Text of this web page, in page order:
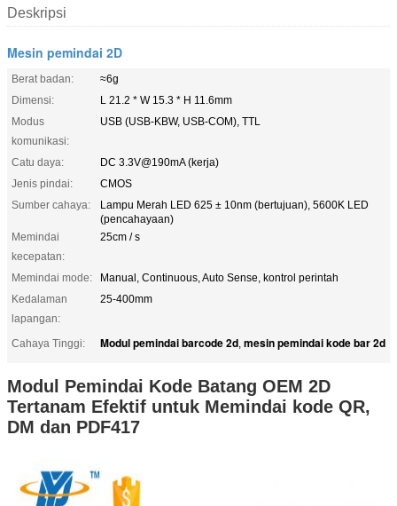
Deskripsi
Mesin pemindai 2D
Berat badan:
≈6g
Dimensi:
L 21.2 * W 15.3 * H 11.6mm
Modus
komunikasi:
USB (USB-KBW, USB-COM), TTL
Catu daya:
DC 3.3V@190mA (kerja)
Jenis pindai:
CMOS
Sumber cahaya:
Lampu Merah LED 625 ± 10nm (bertujuan), 5600K LED
(pencahayaan)
Memindai
kecepatan:
25cm / s
Memindai mode:
Manual, Continuous, Auto Sense, kontrol perintah
Kedalaman
lapangan:
25-400mm
Cahaya Tinggi: Modul pemindai barcode 2d, mesin pemindai kode bar 2d
Modul Pemindai Kode Batang OEM 2D
Tertanam Efektif untuk Memindai kode QR,
DM dan PDF417